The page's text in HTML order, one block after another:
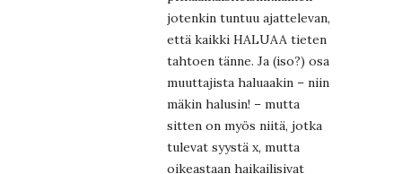
jotenkin tuntuu ajattelevan,
että kaikki HALUAA tieten
tahtoen tänne. Ja (iso?) osa
muuttajista haluaakin – niin
mäkin halusin! – mutta
sitten on myös niitä, jotka
tulevat syystä x, mutta
oikeastaan haikailisivat